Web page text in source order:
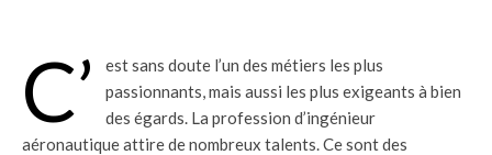
C’
est sans doute l’un des métiers les plus
passionnants, mais aussi les plus exigeants à bien
des égards. La profession d’ingénieur
aéronautique attire de nombreux talents. Ce sont des